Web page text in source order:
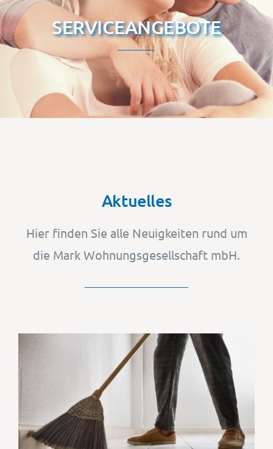
SERVICEANGEBOTE
Aktuelles
Hier finden Sie alle Neuigkeiten rund um
die Mark Wohnungsgesellschaft mbH.